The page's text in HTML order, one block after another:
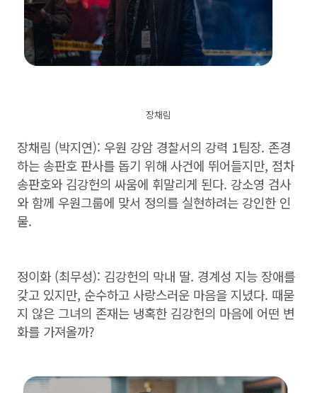
장채림
장채림 (박지연): 우원 강암 경찰서의 강력 1팀장. 존경
하는 송판호 판사를 돕기 위해 사건에 뛰어들지만, 점차
송판호와 김강헌의 싸움에 휘말리게 된다. 강소영 검사
와 함께 우원그룹에 맞서 정의를 실현하려는 강인한 인
물.
정이화 (최무성): 김강헌의 막내 딸. 경계성 지능 장애를
갖고 있지만, 순수하고 사랑스러운 마음을 지녔다. 때묻
지 않은 그녀의 존재는 냉혹한 김강헌의 마음에 어떤 변
화를 가져올까?